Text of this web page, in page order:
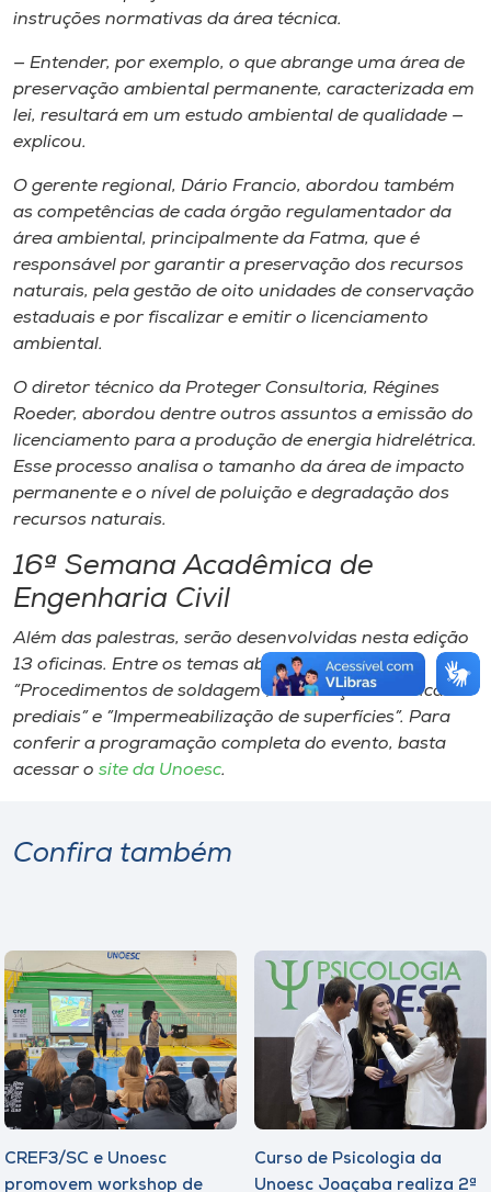
instruções normativas da área técnica.
— Entender, por exemplo, o que abrange uma área de
preservação ambiental permanente, caracterizada em
lei, resultará em um estudo ambiental de qualidade —
explicou.
O gerente regional, Dário Francio, abordou também
as competências de cada órgão regulamentador da
área ambiental, principalmente da Fatma, que é
responsável por garantir a preservação dos recursos
naturais, pela gestão de oito unidades de conservação
estaduais e por fiscalizar e emitir o licenciamento
ambiental.
O diretor técnico da Proteger Consultoria, Régines
Roeder, abordou dentre outros assuntos a emissão do
licenciamento para a produção de energia hidrelétrica.
Esse processo analisa o tamanho da área de impacto
permanente e o nível de poluição e degradação dos
recursos naturais.
16ª Semana Acadêmica de
Engenharia Civil
Além das palestras, serão desenvolvidas nesta edição
13 oficinas. Entre os temas abordados estão:
“Procedimentos de soldagem”, “Instalações elétricas
prediais” e ”Impermeabilização de superfícies”. Para
conferir a programação completa do evento, basta
acessar o site da Unoesc.
Confira também
CREF3/SC e Unoesc
promovem workshop de
Curso de Psicologia da
Unoesc Joaçaba realiza 2ª